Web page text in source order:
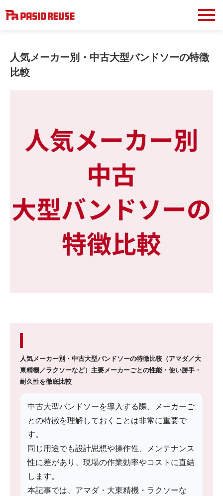
人気メーカー別・中古大型バンドソーの特徴
比較
人気メーカー別・中古大型バンドソーの特徴比較（アマダ／大
東精機／ラクソーなど） 主要メーカーごとの性能・使い勝手・
耐久性を徹底比較
中古大型バンドソーを導入する際、メーカーご
との特徴を理解しておくことは非常に重要で
す。
同じ用途でも設計思想や操作性、メンテナンス
性に差があり、現場の作業効率やコストに直結
します。
本記事では、アマダ・大東精機・ラクソーな